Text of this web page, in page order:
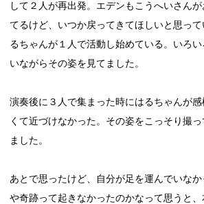
して２人が再出発。エデンもこうへいさん
てるけど、いつか戻ってきてほしいと思っ
るちゃんが１人で活動し始めている。いろ
いながらその姿を見てました。
演奏後に３人で集まった時にはるちゃんが
くて近づけなかった。その姿をこっそり撮
ました。
あとで思ったけど、自分が足を運んでいな
や奇跡って起きなかったのかなって思うと